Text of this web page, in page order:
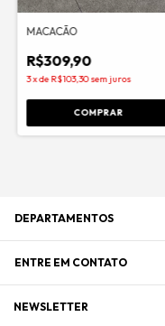
MACACÃO
R$309,90
3xdeR$103,30 sem juros
COMPRAR
DEPARTAMENTOS
ENTRE EM CONTATO
NEWSLETTER